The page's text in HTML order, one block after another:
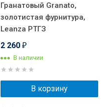
Гранатовый Granato,
золотистая фурнитура,
Leanza РТГЗ
2 260 ₽
В наличии
В корзину